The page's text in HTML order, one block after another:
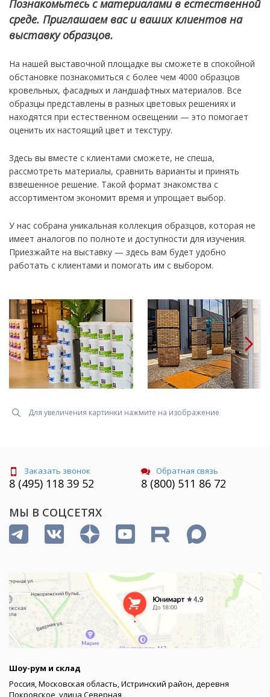
Познакомьтесь с материалами в естественной
среде. Приглашаем вас и ваших клиентов на
выставку образцов.
На нашей выставочной площадке вы сможете в спокойной
обстановке познакомиться с более чем 4000 образцов
кровельных, фасадных и ландшафтных материалов. Все
образцы представлены в разных цветовых решениях и
находятся при естественном освещении — это помогает
оценить их настоящий цвет и текстуру.
Здесь вы вместе с клиентами сможете, не спеша,
рассмотреть материалы, сравнить варианты и принять
взвешенное решение. Такой формат знакомства с
ассортиментом экономит время и упрощает выбор.
У нас собрана уникальная коллекция образцов, которая не
имеет аналогов по полноте и доступности для изучения.
Приезжайте на выставку — здесь вам будет удобно
работать с клиентами и помогать им с выбором.
Для увеличения картинки нажмите на изображение
Заказать звонок
8 (495) 118 39 52
Обратная связь
8 (800) 511 86 72
МЫ В СОЦСЕТЯХ
Шоу-рум и склад
Россия, Московская область, Истринский район, деревня
Покровское, улица Северная